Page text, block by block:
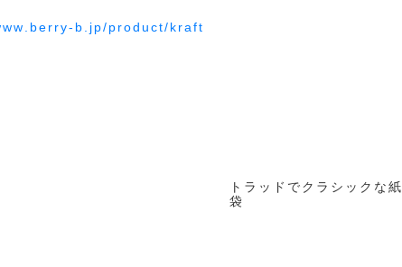
b.jp/product/kraft
トラッドでクラシックな紙
袋